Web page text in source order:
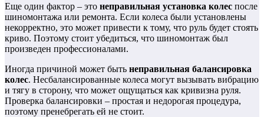
Еще один фактор – это неправильная установка колес после
шиномонтажа или ремонта. Если колеса были установлены
некорректно, это может привести к тому, что руль будет стоять
криво. Поэтому стоит убедиться, что шиномонтаж был
произведен профессионалами.
Иногда причиной может быть неправильная балансировка
колес. Несбалансированные колеса могут вызывать вибрацию
и тягу в сторону, что может ощущаться как кривизна руля.
Проверка балансировки – простая и недорогая процедура,
поэтому пренебрегать ей не стоит.